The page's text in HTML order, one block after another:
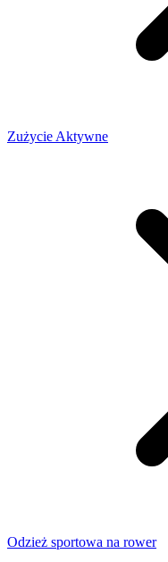
Zużycie Aktywne
Odzież sportowa na rower